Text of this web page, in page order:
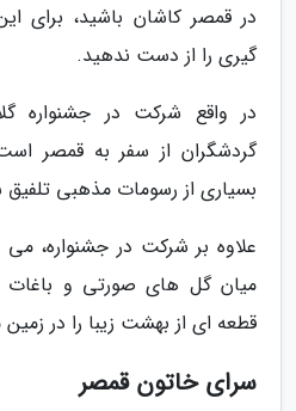
در قمصر کاشان باشید، برای
گیری را از دست ندهید.
در واقع شرکت در جشنواره
گردشگران از سفر به قمصر
بسیاری از رسومات مذهبی
علاوه بر شرکت در جشنواره، می
میان گل های صورتی و باغات
قطعه ای از بهشت زیبا را در
سرای خاتون قمصر